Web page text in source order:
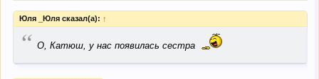
Юля _Юля сказал(а): ↑
“ О, Катюш, у нас появилась сестра